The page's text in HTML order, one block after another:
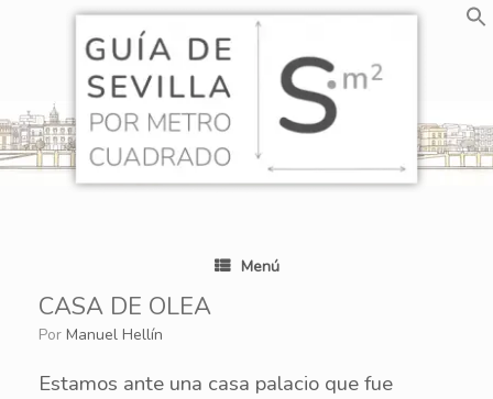
Menú
CASA DE OLEA
por Manuel Hellín
Estamos ante una casa palacio que fue